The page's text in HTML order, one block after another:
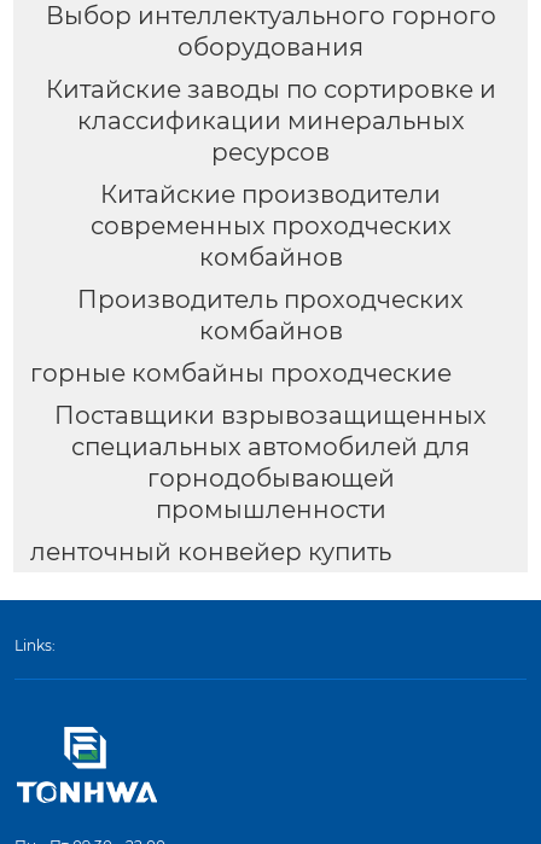
Выбор интеллектуального горного
оборудования
Китайские заводы по сортировке и
классификации минеральных
ресурсов
Китайские производители
современных проходческих
комбайнов
Производитель проходческих
комбайнов
горные комбайны проходческие
Поставщики взрывозащищенных
специальных автомобилей для
горнодобывающей
промышленности
ленточный конвейер купить
Links: